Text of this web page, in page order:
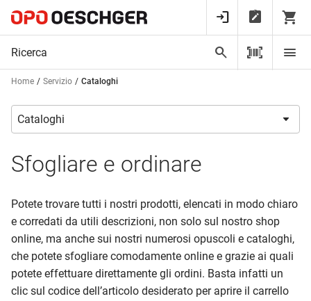
Home Servizio Cataloghi
Sfogliare e ordinare
Potete trovare tutti i nostri prodotti, elencati in modo chiaro
e corredati da utili descrizioni, non solo sul nostro shop
online, ma anche sui nostri numerosi opuscoli e cataloghi,
che potete sfogliare comodamente online e grazie ai quali
potete effettuare direttamente gli ordini. Basta infatti un
clic sul codice dell’articolo desiderato per aprire il carrello